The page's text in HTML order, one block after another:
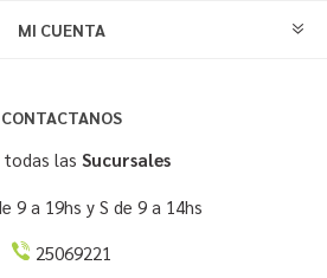
MI CUENTA
CONTACTANOS
todas lasSucursales
9 a 19hs y S de 9 a 14hs
25069221